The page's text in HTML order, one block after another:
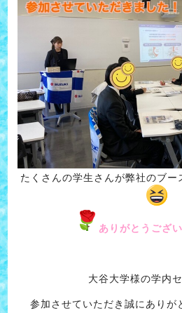
たくさんの学生さんが弊社のブー
ありがとうござ
大谷大学様の学内
参加させていただき誠にありが